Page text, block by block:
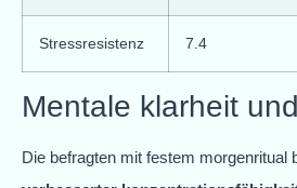
Stressresistenz 7.4
Mentale klarheit
Die befragten mit festem morgenritual